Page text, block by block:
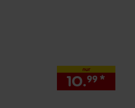
nur
10.99 *